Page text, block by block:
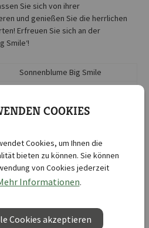
Sie sich von ihrer
und genießen Sie die herrlichen
Erfreuen Sie sich an der
Smile‘!
Sonnenblume Big Smile
30 cm
April, Mai , Juni
gelb
Juli, August, September
nein
COOKIES
Cookies, um Ihnen die
bieten zu können. Sie können
von Cookies jederzeit
Informationen.
Cookies akzeptieren